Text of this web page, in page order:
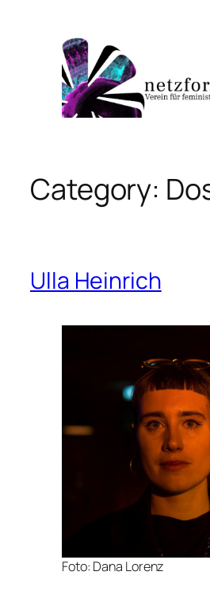
Category:
Ulla Heinrich
Foto: Dana Lorenz